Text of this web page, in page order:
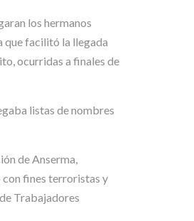
los hermanos
que facilitó la llegada
ocurridas a finales de
listas de nombres
de Anserma,
con fines terroristas y
Trabajadores